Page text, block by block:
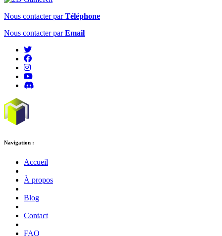
Nous contacter parTéléphone
Nous contacter parEmail
Navigation :
Accueil
À propos
Blog
Contact
FAQ